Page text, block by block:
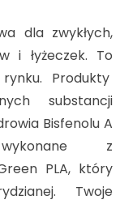
dla zwykłych,
i łyżeczek. To
Produkty
substancji
Bisfenolu A
wykonane z
PLA, który
Twoje